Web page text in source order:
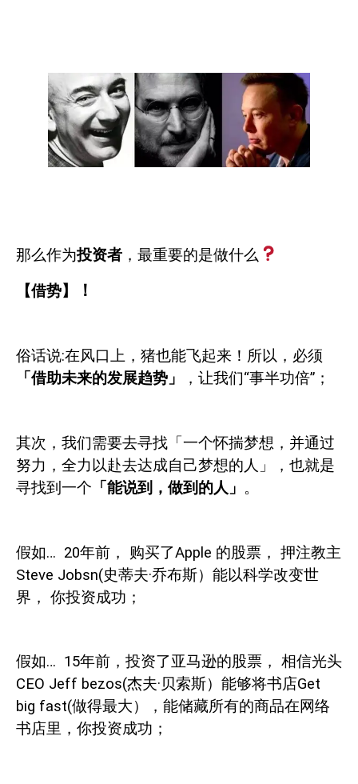
那么作为投资者 ，最重要的是做什么
【借势】 ！
俗话说:在风口上，猪也能飞起来！所以，必须
「借助未来的发展趋势」
，让我们“事半功倍”；
其次，我们需要去寻找「一个怀揣梦想，并通过
努力，全力以赴去达成自己梦想的人」，也就是
寻找到一个 「能说到，做到的人」 。
假如… 20年前， 购买了Apple 的股票， 押注教主
Steve Jobsn(史蒂夫·乔布斯）能以科学改变世
界， 你投资成功；
假如… 15年前，投资了亚马逊的股票， 相信光头
CEO Jeff bezos(杰夫·贝索斯）能够将书店Get
big fast(做得最大），能储藏所有的商品在网络
书店里，你投资成功；